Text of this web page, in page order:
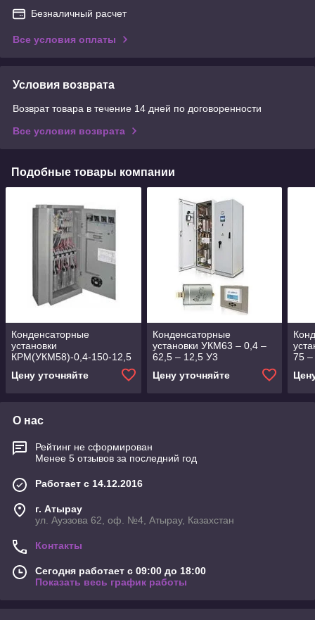
Безналичный расчет
Все условия оплаты
Условия возврата
Возврат товара в течение 14 дней по договоренности
Все условия возврата
Подобные товары компании
Конденсаторные
установки
КРМ(УКМ58)-0,4-150-12,5
Цену уточняйте
Конденсаторные
установки УКМ63 – 0,4 –
62,5 – 12,5 У3
Цену уточняйте
75
О нас
Рейтинг не сформирован
Менее 5 отзывов за последний год
Работает с 14.12.2016
г. Атырау
ул. Ауэзова 62, оф. №4, Атырау, Казахстан
Контакты
Сегодня работает с 09:00 до 18:00
Показать весь график работы